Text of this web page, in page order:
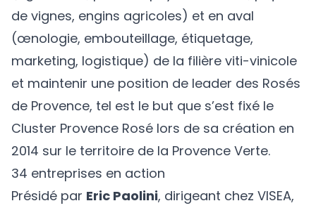
de vignes, engins agricoles) et en aval
(œnologie, embouteillage, étiquetage,
marketing, logistique) de la filière viti-vinicole
et maintenir une position de leader des Rosés
de Provence, tel est le but que s’est fixé le
Cluster Provence Rosé lors de sa création en
2014 sur le territoire de la Provence Verte.
34 entreprises en action
Présidé par Eric Paolini, dirigeant chez VISEA,